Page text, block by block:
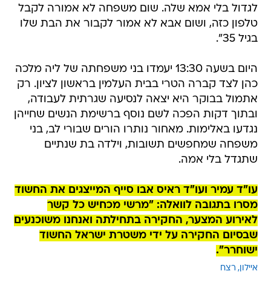
לגדול בלי אמא שלה. שום משפחה לא אמורה לקבל
טלפון כזה, ושום אבא לא אמור לקבור את הבת שלו
בגיל 35".
היום בשעה 13:30 יעמדו בני משפחתה של ליה מלכה
כהן לצד קברה הטרי בבית העלמין בראשון לציון. רק
אתמול בבוקר היא יצאה לנסיעה שגרתית לעבודה,
ובתוך דקות הפכה לשם נוסף ברשימת הנשים שחייהן
נגדעו באלימות. מאחור נותרו הורים שבורי לב, בני
משפחה שמחפשים תשובות, וילדה בת שנתיים
שתגדל בלי אמה.
עו"ד עמיר ועו"ד ראיס אבו סייף המייצגים את החשוד
מסרו בתגובה לוואלה: "מרשי מכחיש כל קשר
לאירוע המצער, החקירה בתחילתה ואנחנו משוכנעים
שבסיום החקירה על ידי משטרת ישראל החשוד
ישוחרר".
איילון רצח